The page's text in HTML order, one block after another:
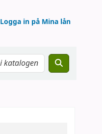
Logga in på Mina lån